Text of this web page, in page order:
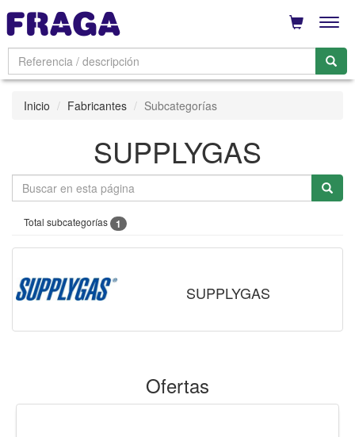
Inicio Fabricantes Subcategorías
SUPPLYGAS
Total subcategorías 1
SUPPLYGAS
Ofertas